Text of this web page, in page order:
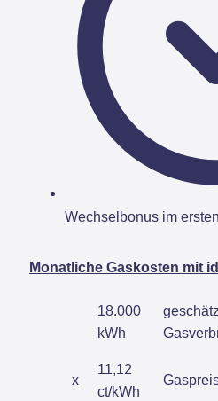
Wechselbonus im
Monatliche Gaskosten mit
18.000
kWh
x
11,12
ct/kWh